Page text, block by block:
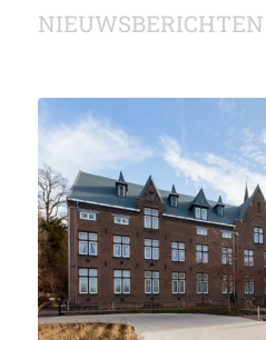
NIEUWSBERICHTEN